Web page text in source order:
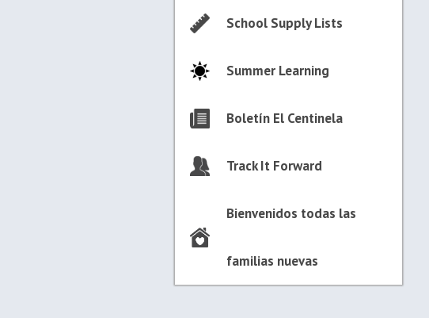
School Supply Lists
Summer Learning
Boletín El Centinela
Track It Forward
Bienvenidos todas las
familias nuevas